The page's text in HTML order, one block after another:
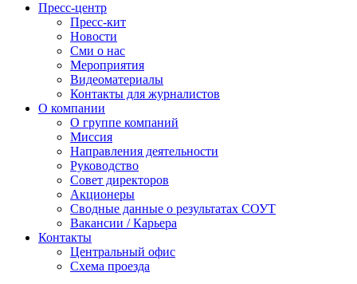
Пресс-центр
Пресс-кит
Новости
Сми о нас
Мероприятия
Видеоматериалы
Контакты для журналистов
О компании
О группе компаний
Миссия
Направления деятельности
Руководство
Совет директоров
Акционеры
Сводные данные о результатах СОУТ
Вакансии / Карьера
Контакты
Центральный офис
Схема проезда